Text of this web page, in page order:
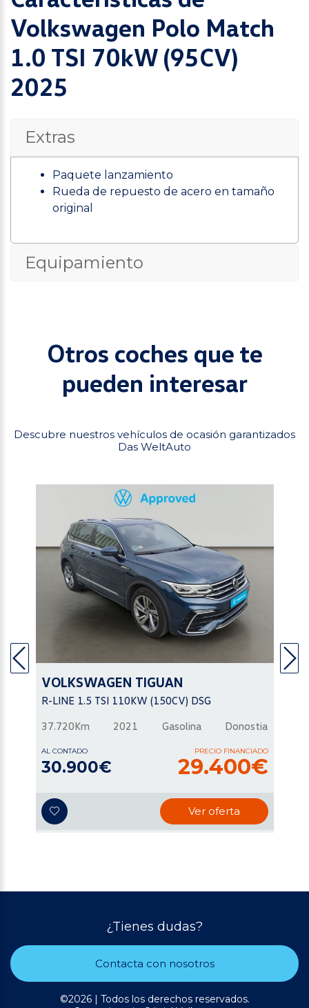
Volkswagen Polo Match
1.0 TSI 70kW (95CV)
2025
Extras
Paquete lanzamiento
Rueda de repuesto de acero en tamaño
original
Equipamiento
Otros coches que te
pueden interesar
Descubre nuestros vehículos de ocasión garantizados
Das WeltAuto
VOLKSWAGEN TIGUAN
R-LINE 1.5 TSI 110KW (150CV) DSG
37.720Km 2021 Gasolina Donostia
AL CONTADO
30.900€
PRECIO FINANCIADO
29.400€
Ver oferta
¿Tienes dudas?
Contacta con nosotros
©2026 | Todos los derechos reservados.